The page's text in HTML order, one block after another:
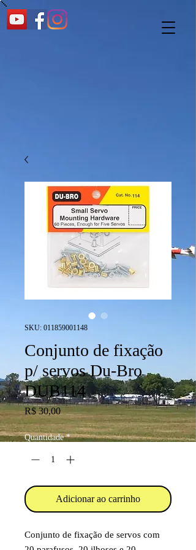
SKU: 011859001148
Conjunto de fixação
p/ servos Du-Bro
DUB114
R$ 30,00Preço
Quantidade *
Adicionar ao carrinho
Conjunto de fixação de servos com